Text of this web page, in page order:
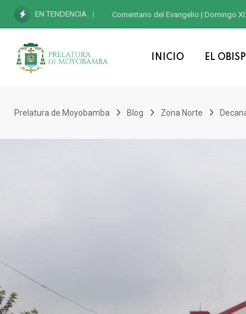
EN TENDENCIA Comentario del Evangelio | Domingo
INICIO EL
Prelatura de Moyobamba Blog Zona Norte